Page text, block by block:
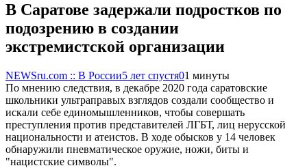
В Саратове задержали подростков по
подозрению в создании
экстремистской организации
NEWSru.com :: В России5 лет спустя01 минуты
По мнению следствия, в декабре 2020 года саратовские
школьники ультраправых взглядов создали сообщество и
искали себе единомышленников, чтобы совершать
преступления против представителей ЛГБТ, лиц нерусской
национальности и атеистов. В ходе обысков у 14 человек
обнаружили пневматическое оружие, ножи, биты и
"нацистские символы".